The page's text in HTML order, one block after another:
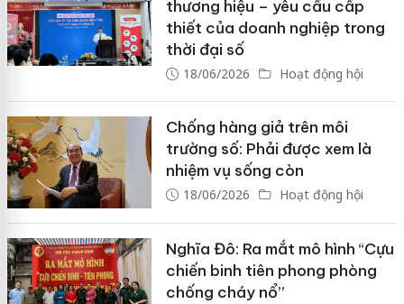
thương hiệu – yêu cầu cấp
thiết của doanh nghiệp trong
thời đại số
18/06/2026 Hoạt động hội
Chống hàng giả trên môi
trường số: Phải được xem là
nhiệm vụ sống còn
18/06/2026 Hoạt động hội
Nghĩa Đô: Ra mắt mô hình “Cựu
chiến binh tiên phong phòng
chống cháy nổ”